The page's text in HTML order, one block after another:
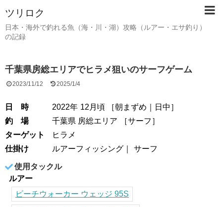
ツリロク
日本・海外で釣れる魚（海・川・湖）攻略（ルアー・エサ釣り）
の記録
千葉県房総エリアでヒラメ狙いのサーフゲーム
2023/11/12 2025/1/4
日 時 2022年 12月頃 ［朝まずめ 日中 ］
釣 場
千葉県 房総エリア ［サーフ ］
ターゲット
ヒラメ
仕掛け
ルアーフィッシング サーフ
使用タックル
ルアー
ビーチウォーカー ウェッジ 95S